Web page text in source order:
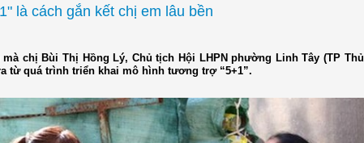
là cách gắn kết chị em lâu bền
chị Bùi Thị Hồng Lý, Chủ tịch Hội LHPN phường Linh Tây (TP Thủ
từ quá trình triển khai mô hình tương trợ “5+1”.